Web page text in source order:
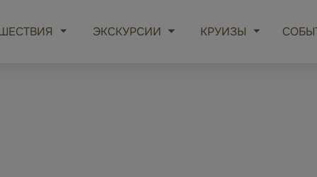
ЭКСКУРСИИ КРУИЗЫ